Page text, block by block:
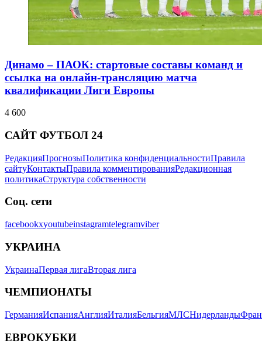
Динамо – ПАОК: стартовые составы команд и
ссылка на онлайн-трансляцию матча
квалификации Лиги Европы
4 600
САЙТ ФУТБОЛ 24
РедакцияПрогнозыПолитика конфиденциальностиПравила
сайтуКонтактыПравила комментированияРедакционная
политикаСтруктура собственности
Соц. сети
facebookxyoutubeinstagramtelegramviber
УКРАИНА
УкраинаПервая лигаВторая лига
ЧЕМПИОНАТЫ
ГерманияИспанияАнглияИталияБельгияМЛСНидерланды
ЕВРОКУБКИ